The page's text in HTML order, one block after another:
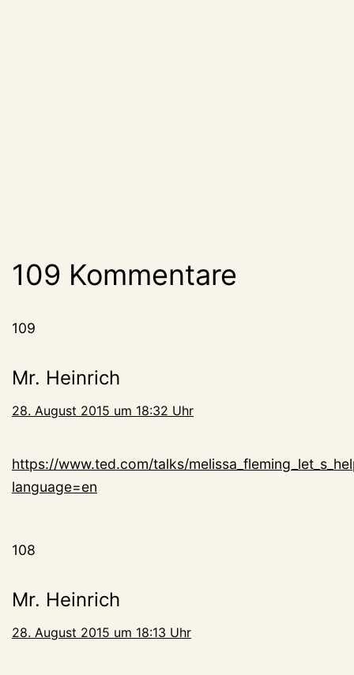
109 Kommentare
109
Mr. Heinrich
28. August 2015 um 18:32 Uhr
https://www.ted.com/talks/
language=en
108
Mr. Heinrich
28. August 2015 um 18:13 Uhr